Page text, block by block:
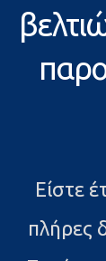
Είστε
πλήρες